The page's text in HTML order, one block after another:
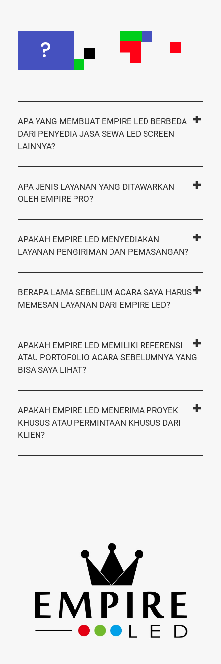
?
APA YANG MEMBUAT EMPIRE LED BERBEDA
DARI PENYEDIA JASA SEWA LED SCREEN
LAINNYA?
APA JENIS LAYANAN YANG DITAWARKAN
OLEH EMPIRE PRO?
APAKAH EMPIRE LED MENYEDIAKAN
LAYANAN PENGIRIMAN DAN PEMASANGAN?
BERAPA LAMA SEBELUM ACARA SAYA HARUS
MEMESAN LAYANAN DARI EMPIRE LED?
APAKAH EMPIRE LED MEMILIKI REFERENSI
ATAU PORTOFOLIO ACARA SEBELUMNYA YANG
BISA SAYA LIHAT?
APAKAH EMPIRE LED MENERIMA PROYEK
KHUSUS ATAU PERMINTAAN KHUSUS DARI
KLIEN?